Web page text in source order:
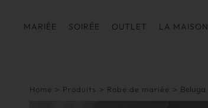
MARIÉE SOIRÉE OUTLET LA MAISON
Home > Produits > Robe de mariée > Beluga